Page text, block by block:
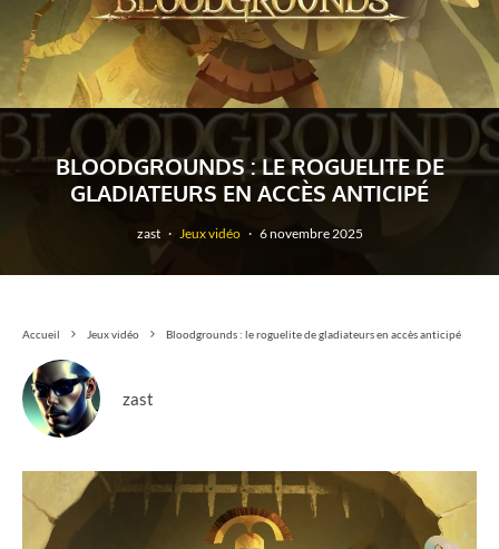
BLOODGROUNDS : LE ROGUELITE DE
GLADIATEURS EN ACCÈS ANTICIPÉ
zast · Jeux vidéo · 6 novembre 2025
Accueil Jeux vidéo Bloodgrounds : le roguelite de gladiateurs en accès anticipé
zast